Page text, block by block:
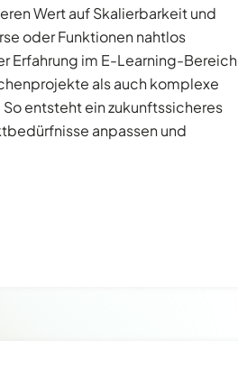
Wert auf Skalierbarkeit und
oder Funktionen nahtlos
Erfahrung im E-Learning-Bereich
als auch komplexe
entsteht ein zukunftssicheres
anpassen und